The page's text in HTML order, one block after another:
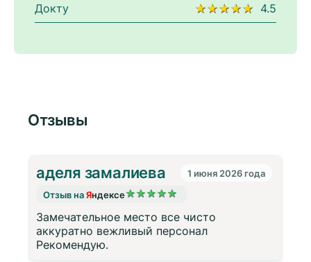
Докту ★★★★★ 4.5
Отзывы
аделя замалиева
Отзыв наЯндексе★★★★★
1 июня 2026 года
Замечательное место все чисто
аккуратно вежливый персонал
Рекомендую.